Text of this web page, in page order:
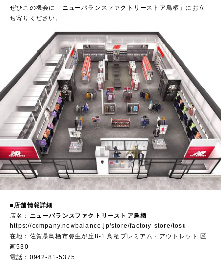
ぜひこの機会に「ニューバランスファクトリーストア鳥栖」にお立
ち寄りください。
■店舗情報詳細
店名： ニューバランスファクトリーストア鳥栖
https://company.newbalance.jp/store/factory-store/tosu
在地：佐賀県鳥栖市弥生が丘8-1 鳥栖プレミアム・アウトレット 区
画530
電話：0942-81-5375